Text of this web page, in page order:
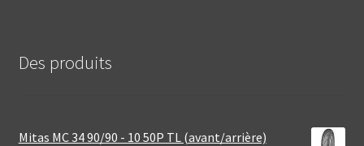
Des produits
Mitas MC 34 90/90 - 10 50P TL (avant/arrière)